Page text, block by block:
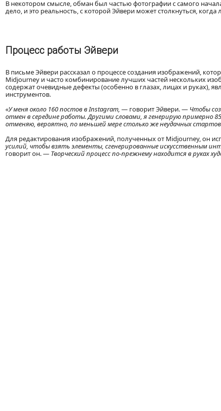
В некотором смысле, обман был частью фотографии с самого
дело, и это реальность, с которой Эйвери может столкнуться,
Процесс работы Эйвери
В письме Эйвери рассказал о процессе создания изображений,
Midjourney и часто комбинирование лучших частей нескольких
содержат очевидные дефекты (особенно в глазах, лицах и руках),
инструментов.
«У меня около 160 постов в Instagram, — говорит Эйвери. — Чтобы
отмен в середине работы. Другими словами, я генерирую примерно
отменяю, вероятно, по меньшей мере столько же неудачных
Для редактирования изображений, полученных от Midjourney, он
усилий, чтобы взять элементы, сгенерированные искусственным
говорит он. — Творческий процесс по-прежнему находится в руках